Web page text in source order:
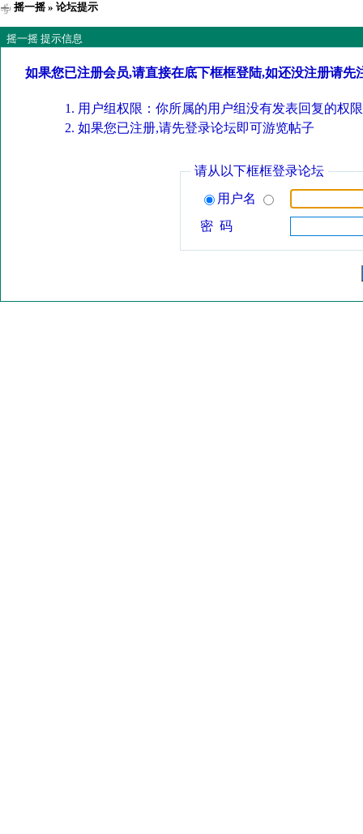
摇一摇» 论坛提示
摇一摇 提示信息
如果您已注册会员,请直接在底下框框登陆,如还没注册请先
用户组权限：你所属的用户组没有发表回复的权
如果您已注册,请先登录论坛即可游览帖子
请从以下框框登录论坛
用户名
密 码